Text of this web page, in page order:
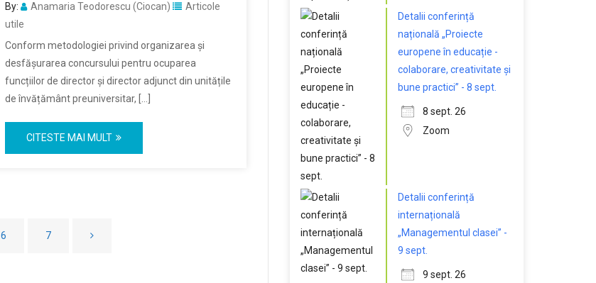
By: Anamaria Teodorescu (Ciocan)
Articole
utile
Conform metodologiei privind organizarea și
desfășurarea concursului pentru ocuparea
funcțiilor de director și director adjunct din unitățile
de învățământ preuniversitar, […]
CITESTE MAI MULT
6 7
Detalii conferință
națională „Proiecte
europene în educație -
colaborare, creativitate și
bune practici” - 8 sept.
8 sept. 26
Zoom
Detalii conferință
internațională
„Managementul clasei” -
9 sept.
9 sept. 26